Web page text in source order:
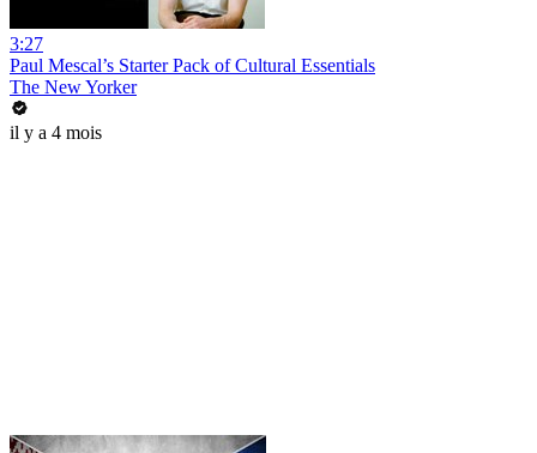
3:27
Paul Mescal’s Starter Pack of Cultural Essentials
The New Yorker
il y a 4 mois